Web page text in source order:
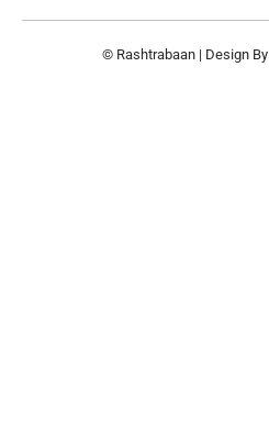
© Rashtrabaan | Design By